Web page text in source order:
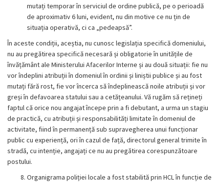
mutați temporar în serviciul de ordine publică, pe o perioadă
de aproximativ 6 luni, evident, nu din motive ce nu țin de
situația operativă, ci ca „pedeapsă”.
În aceste condiții, aceștia, nu cunosc legislația specifică domeniului,
nu au pregătirea specifică necesară și obligatorie în unitățile de
învățământ ale Ministerului Afacerilor Interne și au două situații: fie nu
vor îndeplini atribuții în domeniul în ordinii și liniștii publice și au fost
mutați fără rost, fie vor încerca să îndeplinească noile atribuții și vor
greși în defavoarea statului sau a cetățeanului. Vă rugăm să rețineți
faptul că orice nou angajat începe prin a fi debutant, a urma un stagiu
de practică, cu atribuții și responsabilități limitate în domeniul de
activitate, fiind în permanență sub supravegherea unui funcționar
public cu experiență, ori în cazul de față, directorul general trimite în
stradă, cu intenție, angajați ce nu au pregătirea corespunzătoare
postului.
Organigrama poliției locale a fost stabilită prin HCL în funcție de